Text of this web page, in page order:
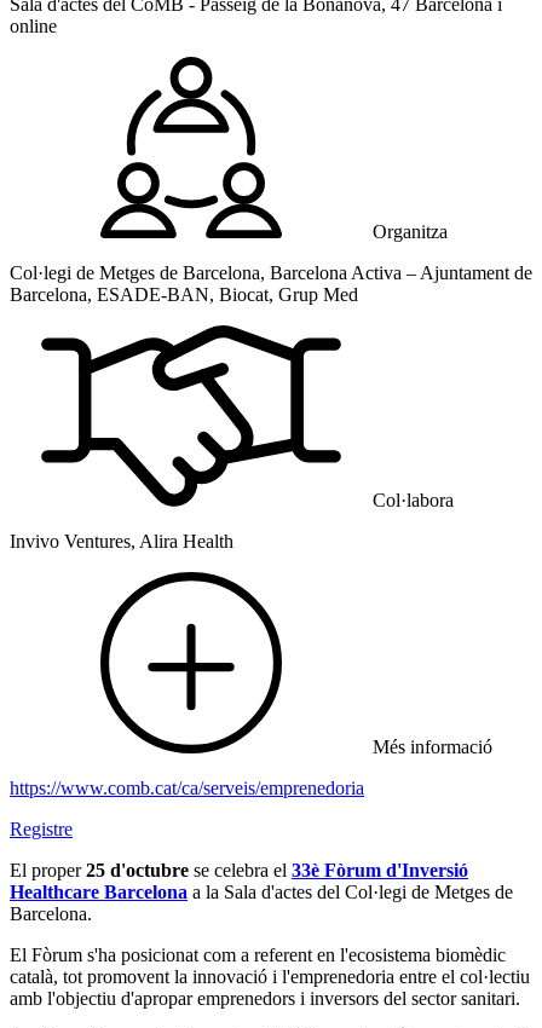
Sala d'actes del CoMB - Passeig de la Bonanova, 47 Barcelona i
online
Organitza
Col·legi de Metges de Barcelona, Barcelona Activa – Ajuntament de
Barcelona, ESADE-BAN, Biocat, Grup Med
Col·labora
Invivo Ventures, Alira Health
Més informació
https://www.comb.cat/ca/serveis/emprenedoria
Registre
El proper25 d'octubre se celebra el 33è Fòrum d'Inversió
Healthcare Barcelona a la Sala d'actes del Col·legi de Metges de
Barcelona.
El Fòrum s'ha posicionat com a referent en l'ecosistema biomèdic
català, tot promovent la innovació i l'emprenedoria entre el col·lectiu
amb l'objectiu d'apropar emprenedors i inversors del sector sanitari.